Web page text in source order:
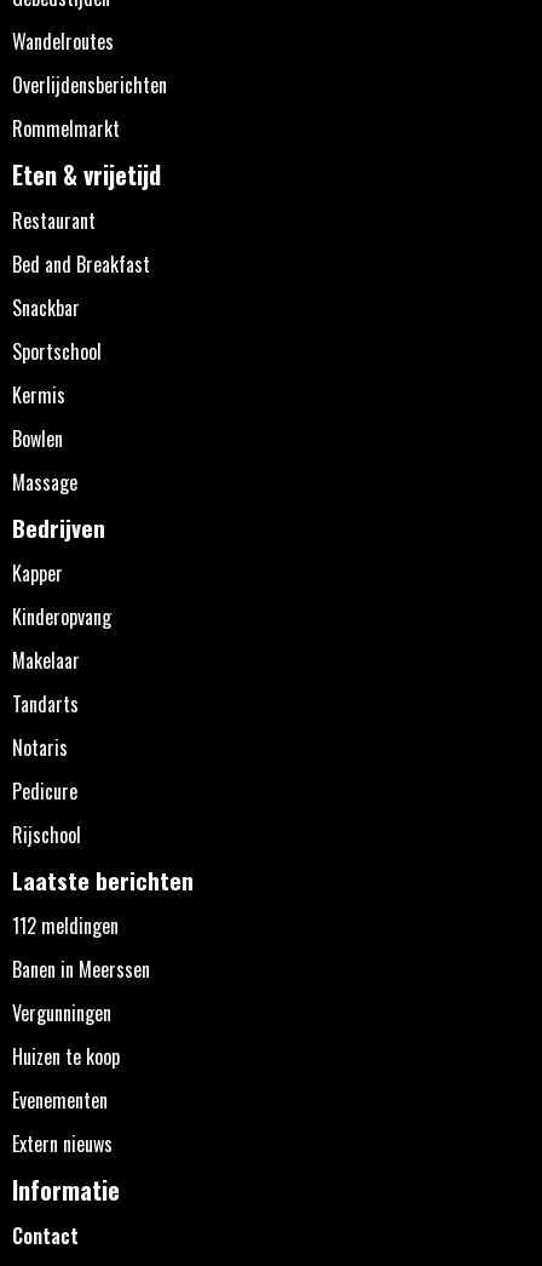
Wandelroutes
Overlijdensberichten
Rommelmarkt
Eten & vrijetijd
Restaurant
Bed and Breakfast
Snackbar
Sportschool
Kermis
Bowlen
Massage
Bedrijven
Kapper
Kinderopvang
Makelaar
Tandarts
Notaris
Pedicure
Rijschool
Laatste berichten
112 meldingen
Banen in Meerssen
Vergunningen
Huizen te koop
Evenementen
Extern nieuws
Informatie
Contact